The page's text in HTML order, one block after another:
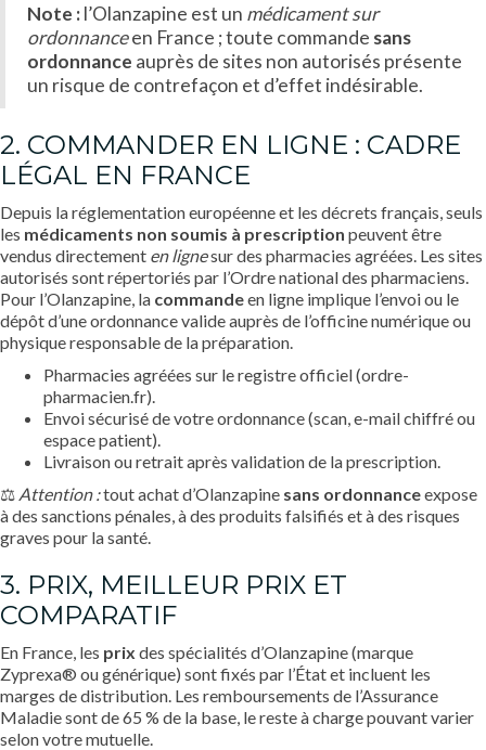
Note :l’Olanzapine est un médicament sur
ordonnanceen France ; toute commande sans
ordonnance auprès de sites non autorisés présente
un risque de contrefaçon et d’effet indésirable.
2. COMMANDER EN LIGNE : CADRE
LÉGAL EN FRANCE
Depuis la réglementation européenne et les décrets français, seuls
les médicaments non soumis à prescription peuvent être
vendus directement en lignesur des pharmacies agréées. Les sites
autorisés sont répertoriés par l’Ordre national des pharmaciens.
Pour l’Olanzapine, la commandeen ligne implique l’envoi ou le
dépôt d’une ordonnance valide auprès de l’officine numérique ou
physique responsable de la préparation.
Pharmacies agréées sur le registre officiel (ordre-
pharmacien.fr).
Envoi sécurisé de votre ordonnance (scan, e-mail chiffré ou
espace patient).
Livraison ou retrait après validation de la prescription.
⚖️ Attention :tout achat d’Olanzapine sans ordonnanceexpose
à des sanctions pénales, à des produits falsifiés et à des risques
graves pour la santé.
3. PRIX, MEILLEUR PRIX ET
COMPARATIF
En France, les prix des spécialités d’Olanzapine (marque
Zyprexa® ou générique) sont fixés par l’État et incluent les
marges de distribution. Les remboursements de l’Assurance
Maladie sont de 65 % de la base, le reste à charge pouvant varier
selon votre mutuelle.